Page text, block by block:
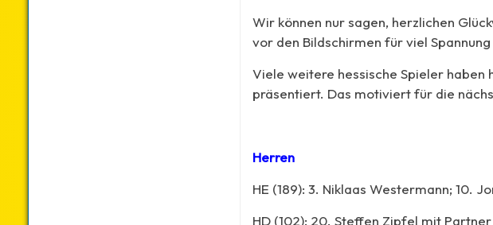
Wir können nur sagen, herzlichen
vor den Bildschirmen für viel
Viele weitere hessische Spieler
präsentiert. Das motiviert für die
Herren
HE (189): 3. Niklaas Westermann; 10.
HD (102): 20. Steffen Zipfel mit